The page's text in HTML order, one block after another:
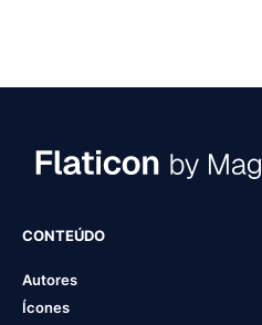
CONTEÚDO
Autores
Ícones